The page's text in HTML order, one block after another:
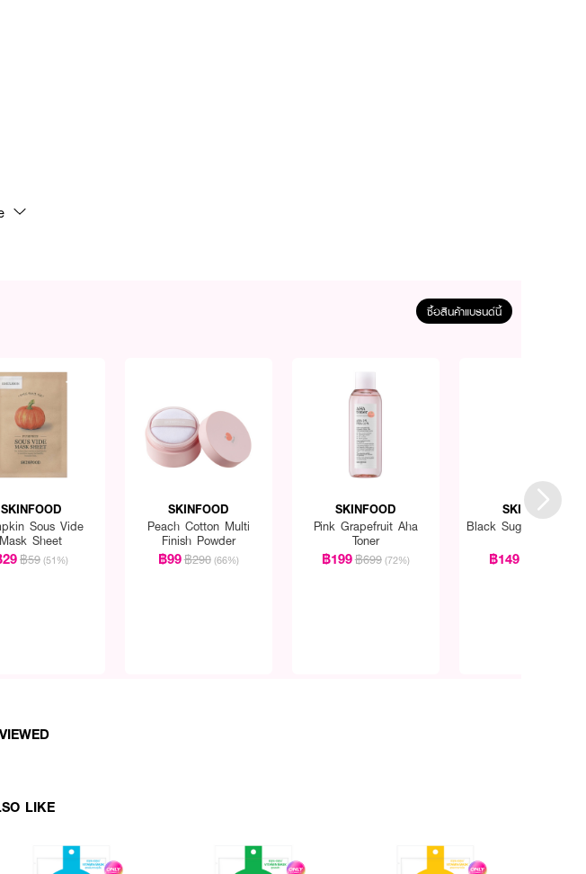
ซื้อสินค้าแบรนด์นี้
SKINFOOD
Sous Vide
Mask Sheet
฿59 (51%)
SKINFOOD
Peach Cotton Multi
Finish Powder
฿99฿290 (66%)
SKINFOOD
Pink Grapefruit Aha
Toner
฿199฿699 (72%)
SKINFOOD
Black Sugar Mask
฿149
LIKE